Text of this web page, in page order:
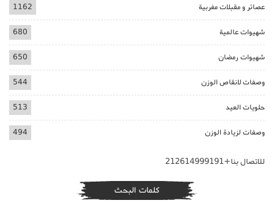
عصائر و مقبلات مغربية 1162
شهيوات عالمية 680
شهيوات رمضان 650
وصفات لانقاص الوزن 544
حلويات العيد 513
وصفات لزيادة الوزن 494
للاتصال بنا+212614999191
كلمات البحث